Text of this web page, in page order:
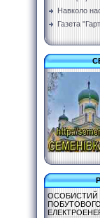
Навколо
Газета
ОСОБИСТИЙ